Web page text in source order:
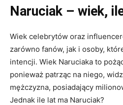
Naruciak – wiek,
Wiek celebrytów oraz
zarówno fanów, jak i osoby,
intencji. Wiek Naruciaka to
ponieważ patrząc na niego,
mężczyzna, posiadający
Jednak ile lat ma Naruciak?